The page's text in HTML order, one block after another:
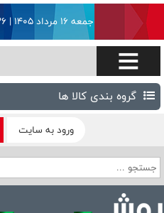
جمعه ۱۶ مرداد ۱۴۰۵ | Friday 7 August 2026
گروه بندی کالا ها
ورود به سایت